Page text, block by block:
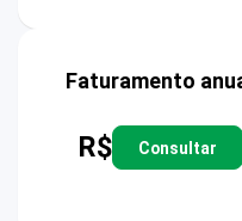
Faturamento
R$ Consultar